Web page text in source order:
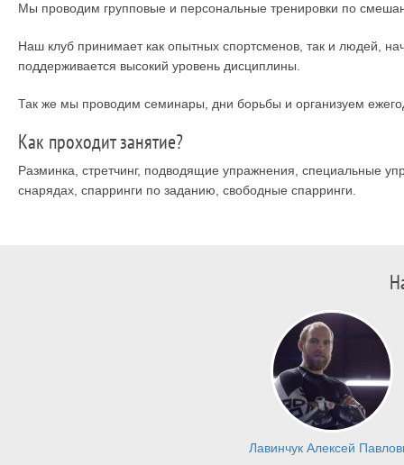
Мы проводим групповые и персональные тренировки по
Наш клуб принимает как опытных спортсменов, так и людей,
поддерживается высокий уровень дисциплины.
Так же мы проводим семинары, дни борьбы и организуем
Как проходит занятие?
Разминка, стретчинг, подводящие упражнения, специальные
снарядах, спарринги по заданию, свободные спарринги.
Лавинчук Алексей